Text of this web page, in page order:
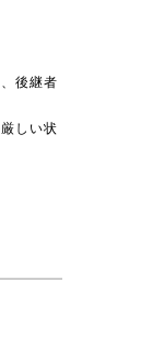
後継者
しい状